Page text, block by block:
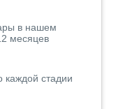
в нашем
месяцев
стадии